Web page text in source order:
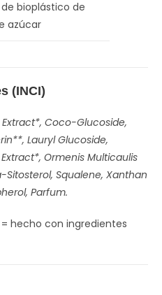
de bioplástico de
azúcar
(INCI)
Coco-Glucoside,
Lauryl Glucoside,
Ormenis Multicaulis
Sitosterol, Squalene, Xanthan
Parfum.
hecho con ingredientes